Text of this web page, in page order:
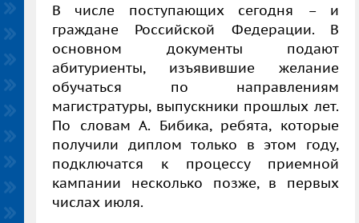
В числе поступающих сегодня – и
граждане Российской Федерации. В
основном документы подают
абитуриенты, изъявившие желание
обучаться по направлениям
магистратуры, выпускники прошлых лет.
По словам А. Бибика, ребята, которые
получили диплом только в этом году,
подключатся к процессу приемной
кампании несколько позже, в первых
числах июля.